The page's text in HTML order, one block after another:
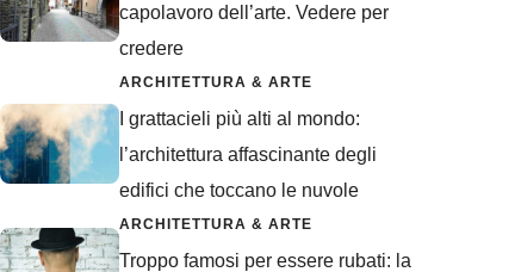
capolavoro dell’arte. Vedere per
credere
ARCHITETTURA & ARTE
I grattacieli più alti al mondo:
l’architettura affascinante degli
edifici che toccano le nuvole
ARCHITETTURA & ARTE
Troppo famosi per essere rubati: la